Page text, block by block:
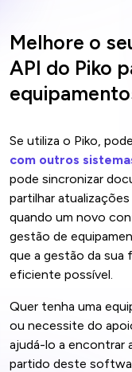
Melhore o
API do Piko
Se utiliza o Piko,
com outros
pode sincronizar
partilhar
quando um novo
gestão de
que a gestão da sua
eficiente possível.
Quer tenha uma
ou necessite do
ajudá-lo a encontrar
partido deste